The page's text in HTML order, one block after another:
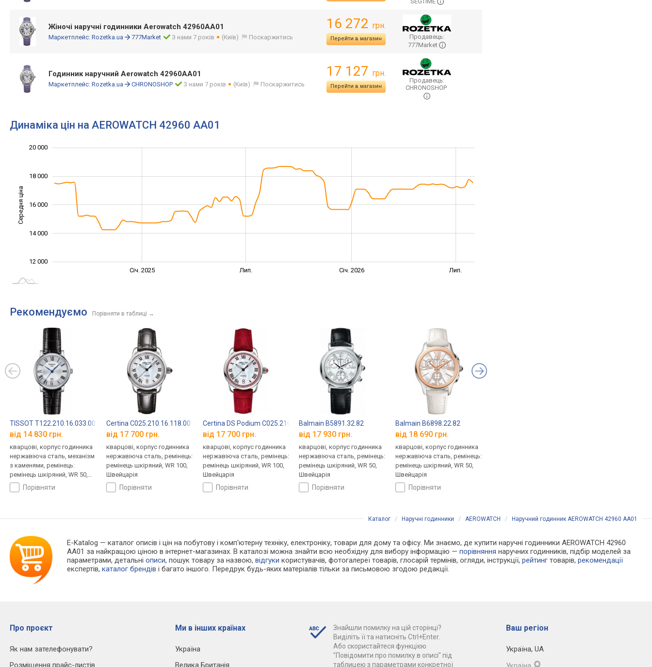
Жіночі наручні годинники Aerowatch 42960AA01
Маркетплейс: Rozetka.ua 777Market З нами 7 років (Київ) Поскаржитись
16 272 грн.
Перейти в магазин
Продавець:
777Market
Годинник наручний Aerowatch 42960AA01
Маркетплейс: Rozetka.ua CHRONOSHOP З нами 7 років (Київ) Поскаржитись
17 127 грн.
Перейти в магазин
Продавець:
CHRONOSHOP
Динаміка цін на AEROWATCH 42960 AA01
Середня ціна 12 000
12 000
14 000
16 000
18 000
20 000
Січ. 2025 Лип. Січ. 2026 Лип.
Рекомендуємо Порівняти в таблиці →
TISSOT T122.210.16.033.00
від 14 830 грн.
кварцові, корпус годинника
нержавіюча сталь, механізм
з каменями, ремінець:
ремінець шкіряний, WR 50,
Швейцаріяпорівняти
Certina C025.210.16.118.00
від 17 700 грн.
кварцові, корпус годинника
нержавіюча сталь, ремінець:
ремінець шкіряний, WR 100,
Швейцарія
порівняти
Certina DS Podium C025.210.16.428.00
від 17 700 грн.
кварцові, корпус годинника
нержавіюча сталь, ремінець:
ремінець шкіряний, WR 100,
Швейцарія
порівняти
Balmain B5891.32.82
від 17 930 грн.
кварцові, корпус годинника
нержавіюча сталь, ремінець:
ремінець шкіряний, WR 50,
Швейцарія
порівняти
Balmain B6898.22.82
від 18 690 грн.
кварцові, корпус годинника
нержавіюча сталь, ремінець:
ремінець шкіряний, WR 50,
Швейцарія
порівняти
Каталог / Наручні годинники / AEROWATCH / Наручний годинник AEROWATCH 42960 AA01
E-Katalog — каталог описів і цін на побутову і комп'ютерну техніку, електроніку, товари для дому та офісу. Ми знаємо, де купити наручні годинники AEROWATCH 42960
AA01 за найкращою ціною в інтернет-магазинах. В каталозі можна знайти всю необхідну для вибору інформацію —порівняння наручних годинників, підбір моделей за
параметрами, детальніописи, пошук товару за назвою,відгуки користувачів, фотогалереї товарів, глосарій термінів, огляди, інструкції,рейтинг товарів,рекомендації
експертів,каталог брендів і багато іншого. Передрук будь-яких матеріалів тільки за письмовою згодою редакції.
Про проєкт
Як нам зателефонувати?
Ми в інших країнах
Україна
Знайшли помилку на цій сторінці?
Виділіть її та натисніть Ctrl+Enter.
Або скористайтеся функцією
"Повідомити про помилку в описі" під
таблицею з параметрами конкретної
Ваш регіон
Україна, UA